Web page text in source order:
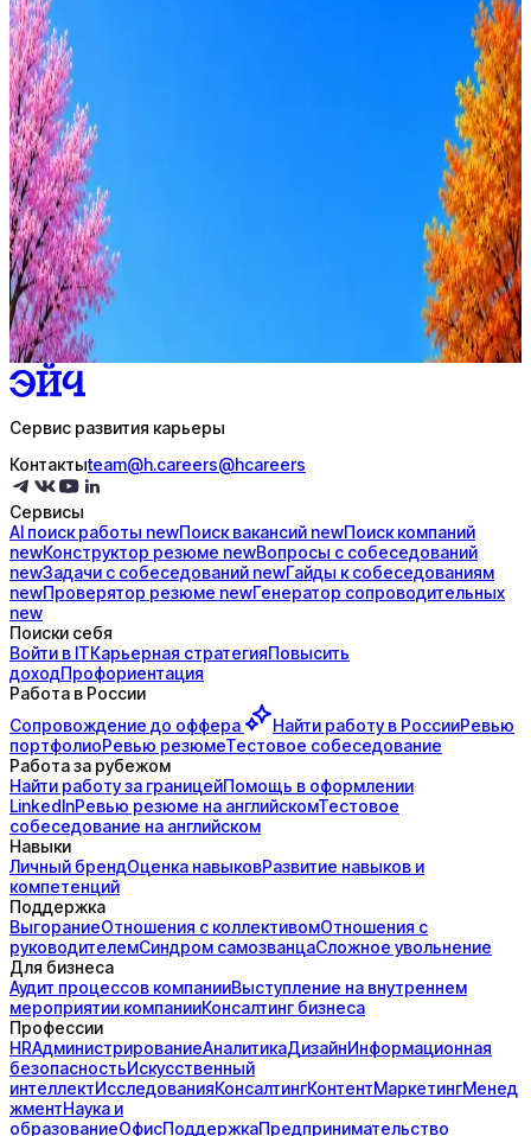
А-Риал
0активные вакансии
Стратегия поиска с AI: рынки, позиции, вилка, каналы
Ежедневный подбор из 600+ источников
AI генерация сопроводительных писем
Сервис развития карьеры
Контактыteam@h.careers@hcareers
Сервисы
AI поискработы newПоисквакансий newПоисккомпаний
newКонструктор резюме newВопросы с собеседований
newЗадачи с собеседований newГайды ксобеседованиям
newПроверятор резюме newГенератор сопроводительных
new
Поиски себя
Войти в ITКарьерная стратегияПовысить
доходПрофориентация
Работа в России
Сопровождение до оффера Найти работу в РоссииРевью
портфолиоРевью резюмеТестовое собеседование
Работа за рубежом
Найти работу за границейПомощь в оформлении
LinkedInРевью резюме на английскомТестовое
собеседование на английском
Навыки
Личный брендОценка навыковРазвитие навыков и
компетенций
Поддержка
ВыгораниеОтношения с коллективомОтношения с
руководителемСиндром самозванцаСложное увольнение
Для бизнеса
Аудит процессов компанииВыступление на внутреннем
мероприятии компанииКонсалтинг бизнеса
Профессии
HRАдминистрированиеАналитикаДизайнИнформационная
безопасностьИскусственный
интеллектИсследованияКонсалтингКонтентМаркетингМенед
жментНаука и
образованиеОфисПоддержкаПредпринимательство